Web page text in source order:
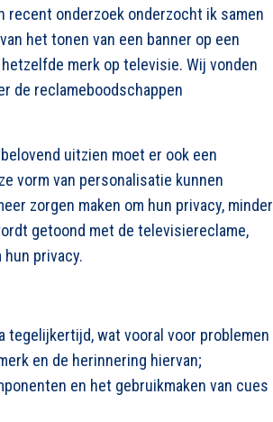
recent onderzoek onderzocht ik samen
het tonen van een banner op een
merk op televisie. Wij vonden
de reclameboodschappen
uitzien moet er ook een
vorm van personalisatie kunnen
zorgen maken om hun privacy, minder
getoond met de televisiereclame,
privacy.
tegelijkertijd, wat vooral voor problemen
en de herinnering hiervan;
en het gebruikmaken van cues